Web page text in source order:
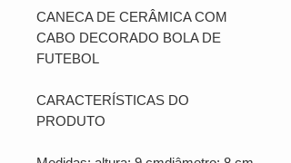
CANECA DE CERÂMICA COM
CABO DECORADO BOLA DE
FUTEBOL
CARACTERÍSTICAS DO
PRODUTO